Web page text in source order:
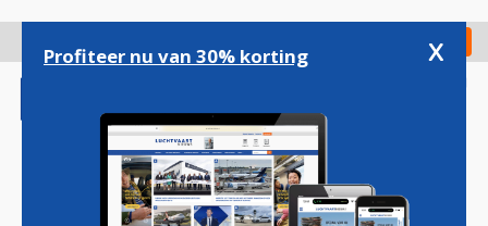
gaan
Check in
Profiteer nu van 30% korting x